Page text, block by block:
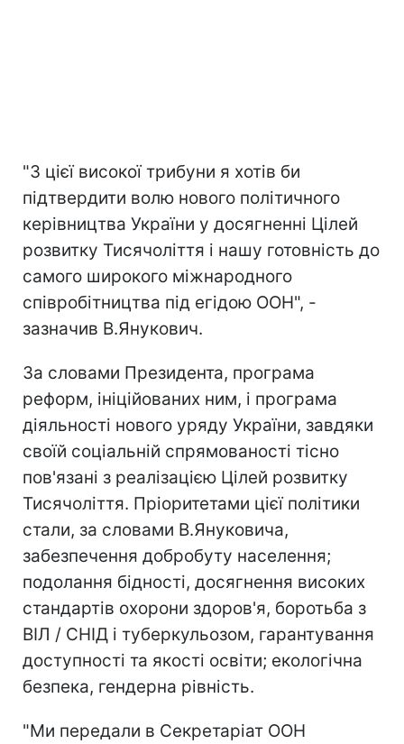
"З цієї високої трибуни я хотів би
підтвердити волю нового політичного
керівництва України у досягненні Цілей
розвитку Тисячоліття і нашу готовність до
самого широкого міжнародного
співробітництва під егідою ООН", -
зазначив В.Янукович.
За словами Президента, програма
реформ, ініційованих ним, і програма
діяльності нового уряду України, завдяки
своїй соціальній спрямованості тісно
пов'язані з реалізацією Цілей розвитку
Тисячоліття. Пріоритетами цієї політики
стали, за словами В.Януковича,
забезпечення добробуту населення;
подолання бідності, досягнення високих
стандартів охорони здоров'я, боротьба з
ВІЛ / СНІД і туберкульозом, гарантування
доступності та якості освіти; екологічна
безпека, гендерна рівність.
"Ми передали в Секретаріат ООН